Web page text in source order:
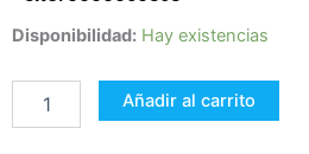
Disponibilidad: Hay existencias
24
SUPER
PUNTA
LAVABLES
Añadir al carrito